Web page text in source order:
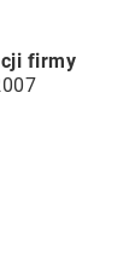
firmy